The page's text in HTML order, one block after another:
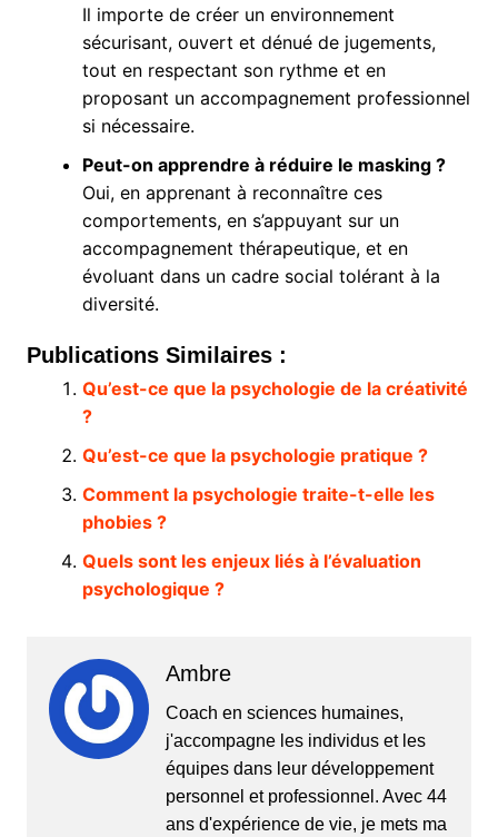
Il importe de créer un environnement
sécurisant, ouvert et dénué de jugements,
tout en respectant son rythme et en
proposant un accompagnement professionnel
si nécessaire.
Peut-on apprendre à réduire le masking ?
Oui, en apprenant à reconnaître ces
comportements, en s’appuyant sur un
accompagnement thérapeutique, et en
évoluant dans un cadre social tolérant à la
diversité.
Publications Similaires :
Qu’est-ce que la psychologie de la créativité
?
Qu’est-ce que la psychologie pratique ?
Comment la psychologie traite-t-elle les
phobies ?
Quels sont les enjeux liés à l’évaluation
psychologique ?
Ambre
Coach en sciences humaines,
j'accompagne les individus et les
équipes dans leur développement
personnel et professionnel. Avec 44
ans d'expérience de vie, je mets ma